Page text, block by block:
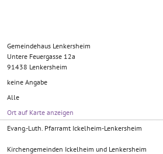
Gemeindehaus Lenkersheim
Untere Feuergasse 12a
91438 Lenkersheim
keine Angabe
Alle
Ort auf Karte anzeigen
Evang.-Luth. Pfarramt Ickelheim-Lenkersheim
Kirchengemeinden Ickelheim und Lenkersheim